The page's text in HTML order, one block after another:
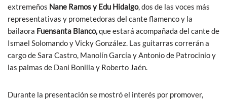
extremeños Nane Ramos y Edu Hidalgo, dos de las voces más
representativas y prometedoras del cante flamenco y la
bailaora Fuensanta Blanco,que estará acompañada del cante de
Ismael Solomando y Vicky González. Las guitarras correrán a
cargo de Sara Castro, Manolín García y Antonio de Patrocinio y
las palmas de Dani Bonilla y Roberto Jaén.
Durante la presentación se mostró el interés por promover,